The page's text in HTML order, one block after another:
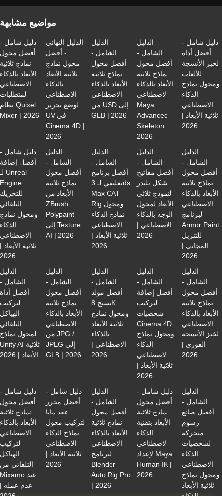
مواضيع مشابهة
دليل شامل -
أفضل محول
نماذج ثلاثية
الأبعاد بالذكاء
الاصطناعي
لمتطلبات
نظام Quixel
Mixer | 2026
الدليل النهائي
- أفضل
محول نماذج
ثلاثية الأبعاد
بالذكاء
الاصطناعي
لوضع تحرير
UV في
Cinema 4D |
2026
الدليل
الشامل -
أفضل محول
نماذج ثلاثية
الأبعاد بالذكاء
الاصطناعي
من USD إلى
GLB | 2026
الدليل
الشامل -
أفضل محول
نماذج ثلاثية
الأبعاد بالذكاء
الاصطناعي
Maya
Advanced
Skeleton |
2026
دليل شامل -
أفضل أداة
لخبز الأنسجة
للألعاب
ومحول نماذج
الذكاء
الاصطناعي
ثلاثية الأبعاد |
2026
دليل شامل -
أفضل إضافة
لـ Unreal
Engine
للتحريك
التلقائي
ومحول نماذج
الذكاء
الاصطناعي
ثلاثية الأبعاد |
2026
الدليل
الشامل -
أفضل محول
نماذج ثلاثية
الأبعاد من
ZBrush
Polypaint
إلى Texture
AI | 2026
الدليل
الشامل -
أفضل برنامج
تعليمي لـ 3ds
Max CAT
Rig ومحول
نماذج الذكاء
الاصطناعي
ثلاثية الأبعاد |
2026
الدليل
الشامل -
أفضل مفاتيح
شكل بلندر
لنموذج ثلاثي
الأبعاد لمحول
الوجه بالذكاء
الاصطناعي |
2026
الدليل
الشامل -
أفضل محول
نماذج ثلاثية
الأبعاد بالذكاء
الاصطناعي
لبرنامج
Armor Paint
للتنزيل
المجاني |
2026
الدليل
الشامل -
أفضل أداة
لتركيب
الهياكل
التلقائي
لمحول نماذج
Unity AI ثلاثية
الأبعاد | 2026
الدليل
الشامل -
أفضل محول
نماذج ثلاثية
الأبعاد بالذكاء
الاصطناعي
من JPG /
JPEG إلى
GLB | 2026
الدليل
الشامل -
أفضل مولد
نسيج 8K
ومحول نماذج
ثلاثية الأبعاد
بالذكاء
الاصطناعي |
2026
الدليل
الشامل -
أفضل إضافة
لتركيب
شخصيات
Cinema 4D
ومحول نماذج
الذكاء
الاصطناعي
ثلاثية الأبعاد |
2026
الدليل
الشامل -
أفضل محول
نماذج ثلاثية
الأبعاد بالذكاء
الاصطناعي
لخبز الأنسجة
الفوري |
2026
دليل شامل -
أفضل محول
نماذج ثلاثية
الأبعاد بالذكاء
الاصطناعي
لتركيب
الهياكل
التلقائي من
Mixamo عند
عدم عمله |
دليل شامل -
أفضل محرر
عقد مايا
لتركيب محول
نماذج الذكاء
الاصطناعي
ثلاثية الأبعاد |
2026
الدليل
الشامل -
أفضل محول
نماذج ثلاثية
الأبعاد بالذكاء
الاصطناعي
لبرنامج
Blender
Auto Rig Pro
| 2026
دليل شامل -
أفضل محول
نماذج ثلاثية
الأبعاد بتقنية
الذكاء
الاصطناعي
لإعداد Maya
Human IK |
2026
الدليل
الشامل -
أفضل صانع
رسوم
متحركة
لشخصيات
الذكاء
الاصطناعي
ومحول نماذج
ثلاثية الأبعاد